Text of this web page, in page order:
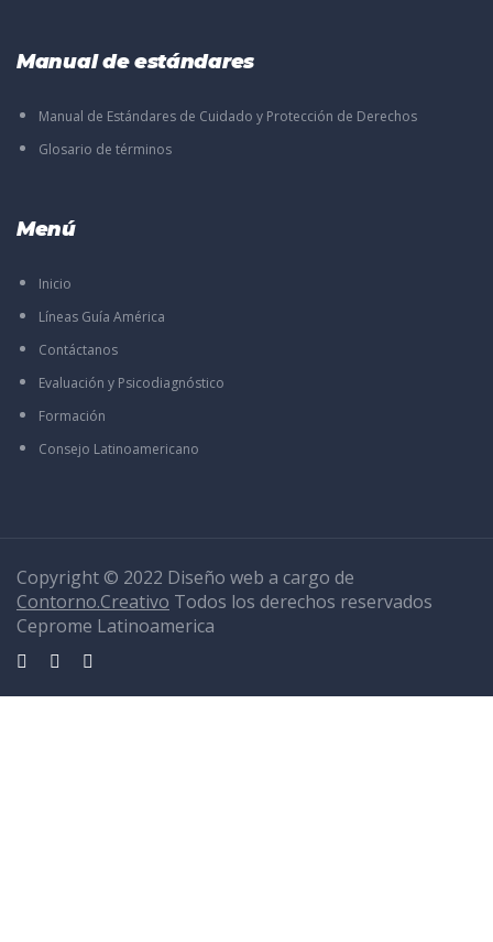
Manual de estándares
Manual de Estándares de Cuidado y Protección de Derechos
Glosario de términos
Menú
Inicio
Líneas Guía América
Contáctanos
Evaluación y Psicodiagnóstico
Formación
Consejo Latinoamericano
Copyright © 2022 Diseño web a cargo de
Contorno.Creativo Todos los derechos reservados
Ceprome Latinoamerica